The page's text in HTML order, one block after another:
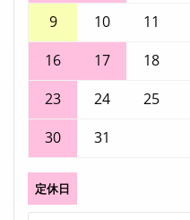
9
10 11
16
17 18
23
24 25
30
31
定休日